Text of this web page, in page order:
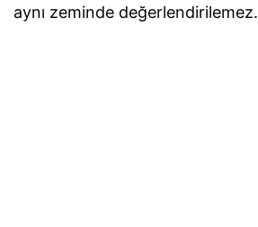
aynı zeminde değerlendirilemez.